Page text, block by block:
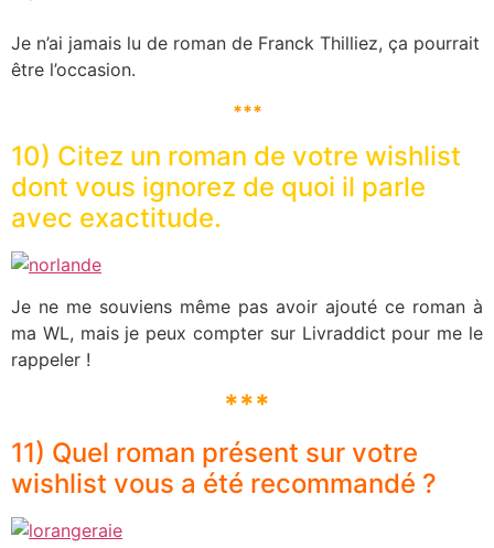
Je n’ai jamais lu de roman de Franck Thilliez, ça pourrait
être l’occasion.
***
10) Citez un roman de votre wishlist
dont vous ignorez de quoi il parle
avec exactitude.
Je ne me souviens même pas avoir ajouté ce roman à
ma WL, mais je peux compter sur Livraddict pour me le
rappeler !
***
11) Quel roman présent sur votre
wishlist vous a été recommandé ?